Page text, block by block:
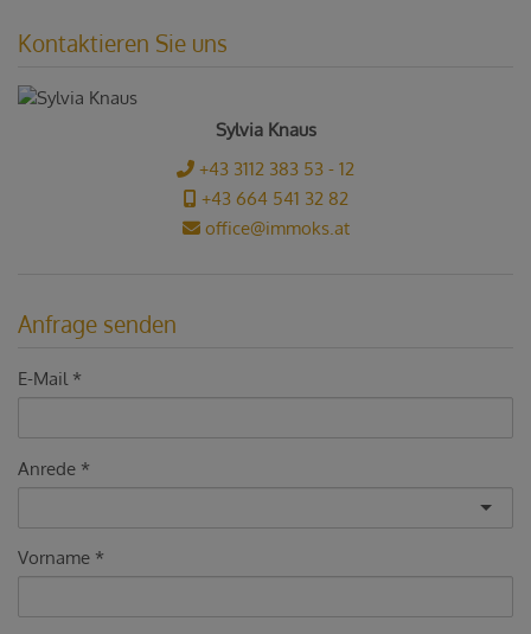
Kontaktieren Sie uns
Sylvia Knaus
+43 3112 383 53 - 12
+43 664 541 32 82
office@immoks.at
Anfrage senden
E-Mail
Anrede
Vorname